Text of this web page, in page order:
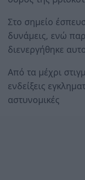
Στο σημείο
δυνάμεις, ενώ
διενεργήθηκε
Από τα μέχρι
ενδείξεις
αστυνομικές